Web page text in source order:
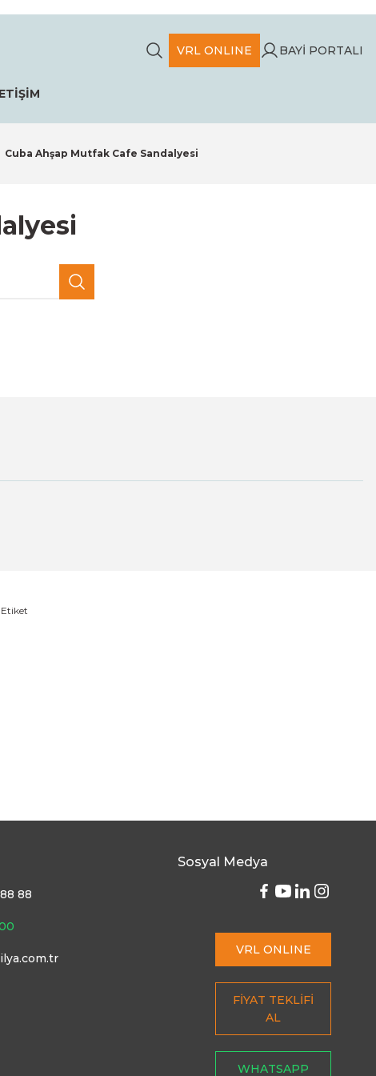
VRL ONLINE BAYİ PORTALI
Cuba Ahşap Mutfak Cafe Sandalyesi
88
Sosyal Medya
VRL ONLINE
FİYAT TEKLİFİ
AL
WHATSAPP